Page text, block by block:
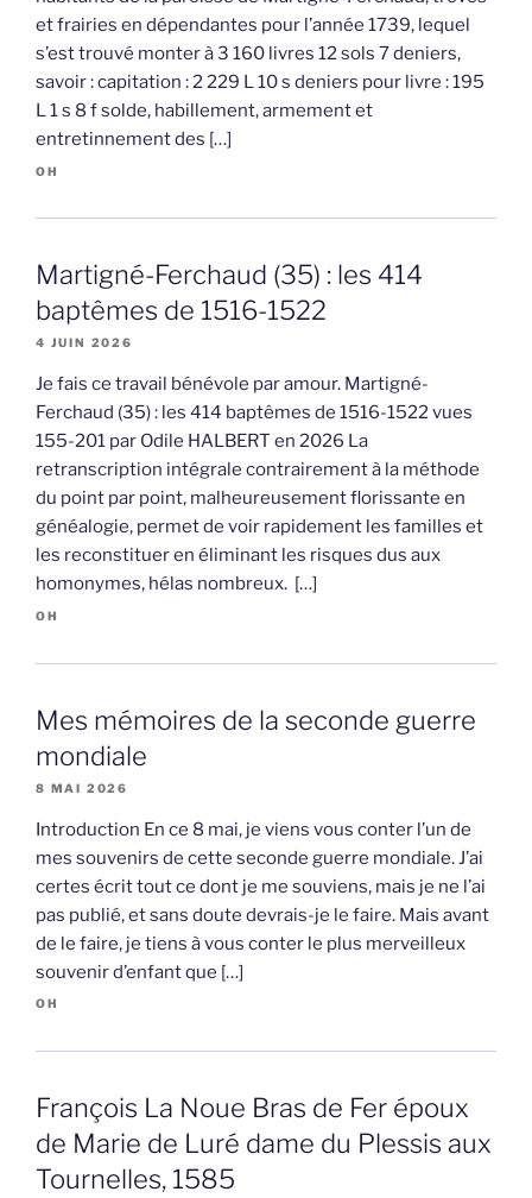
et frairies en dépendantes pour l’année 1739, lequel
s’est trouvé monter à 3 160 livres 12 sols 7 deniers,
savoir : capitation : 2 229 L 10 s deniers pour livre : 195
L 1 s 8 f solde, habillement, armement et
entretinnement des […]
OH
Martigné-Ferchaud (35) : les 414
baptêmes de 1516-1522
4 JUIN 2026
Je fais ce travail bénévole par amour. Martigné-
Ferchaud (35) : les 414 baptêmes de 1516-1522 vues
155-201 par Odile HALBERT en 2026 La
retranscription intégrale contrairement à la méthode
du point par point, malheureusement florissante en
généalogie, permet de voir rapidement les familles et
les reconstituer en éliminant les risques dus aux
homonymes, hélas nombreux. […]
OH
Mes mémoires de la seconde guerre
mondiale
8 MAI 2026
Introduction En ce 8 mai, je viens vous conter l’un de
mes souvenirs de cette seconde guerre mondiale. J’ai
certes écrit tout ce dont je me souviens, mais je ne l’ai
pas publié, et sans doute devrais-je le faire. Mais avant
de le faire, je tiens à vous conter le plus merveilleux
souvenir d’enfant que […]
OH
François La Noue Bras de Fer époux
de Marie de Luré dame du Plessis aux
Tournelles, 1585